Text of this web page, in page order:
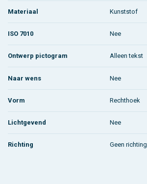
Materiaal Kunststof
ISO 7010 Nee
Ontwerp pictogram Alleen tekst
Naar wens Nee
Vorm Rechthoek
Lichtgevend Nee
Richting Geen richting